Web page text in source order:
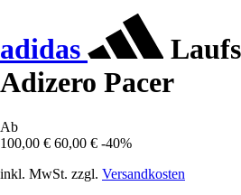
adidas
Adizero Pacer
Ab
100,00 € 60,00 € -40%
inkl. MwSt. zzgl. Versandkosten